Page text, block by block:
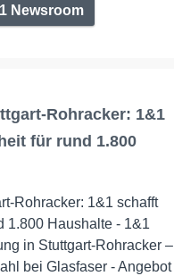
Newsroom
Rohracker: 1&1
für rund 1.800
Rohracker: 1&1 schafft
1.800 Haushalte - 1&1
in Stuttgart-Rohracker –
bei Glasfaser - Angebot